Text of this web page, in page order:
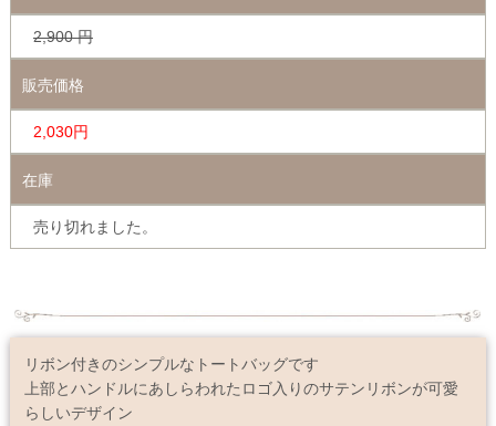
2,900 円
販売価格
2,030円
在庫
売り切れました。
リボン付きのシンプルなトートバッグです
上部とハンドルにあしらわれたロゴ入りのサテンリボンが可愛
らしいデザイン